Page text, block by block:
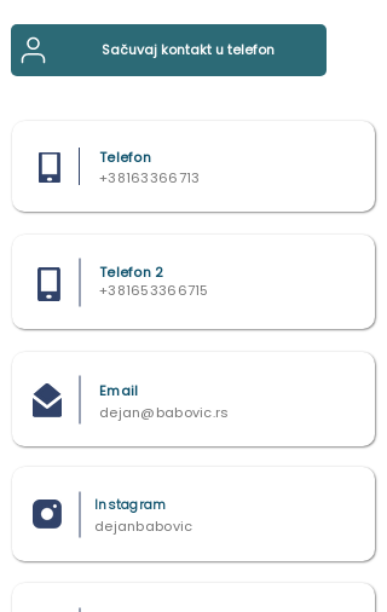
Sačuvaj kontakt u telefon
+38163366713
Telefon
+381653366715
Telefon 2
Email
dejan@babovic.rs
dejanbabovic
Instagram